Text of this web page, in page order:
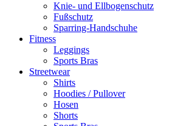
Knie- und Ellbogenschutz
Fußschutz
Sparring-Handschuhe
Fitness
Leggings
Sports Bras
Streetwear
Shirts
Hoodies / Pullover
Hosen
Shorts